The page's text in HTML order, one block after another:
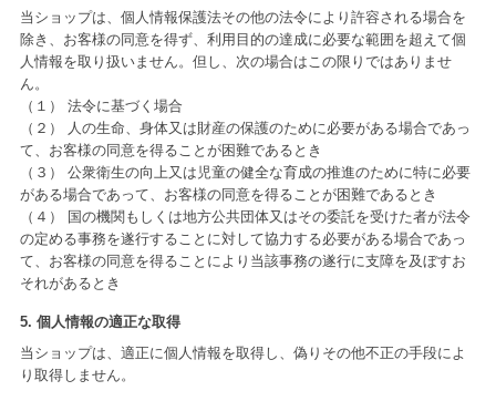
当ショップは、個人情報保護法その他の法令により許容される場合を
除き、お客様の同意を得ず、利用目的の達成に必要な範囲を超えて個
人情報を取り扱いません。但し、次の場合はこの限りではありませ
ん。
（１） 法令に基づく場合
（２） 人の生命、身体又は財産の保護のために必要がある場合であっ
て、お客様の同意を得ることが困難であるとき
（３） 公衆衛生の向上又は児童の健全な育成の推進のために特に必要
がある場合であって、お客様の同意を得ることが困難であるとき
（４） 国の機関もしくは地方公共団体又はその委託を受けた者が法令
の定める事務を遂行することに対して協力する必要がある場合であっ
て、お客様の同意を得ることにより当該事務の遂行に支障を及ぼすお
それがあるとき
5. 個人情報の適正な取得
当ショップは、適正に個人情報を取得し、偽りその他不正の手段によ
り取得しません。